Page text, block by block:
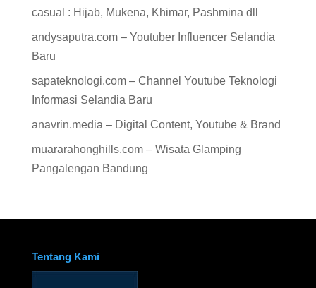
casual : Hijab, Mukena, Khimar, Pashmina dll
andysaputra.com – Youtuber Influencer Selandia
Baru
sapateknologi.com – Channel Youtube Teknologi
Informasi Selandia Baru
anavrin.media – Digital Content, Youtube & Brand
muararahonghills.com – Wisata Glamping
Pangalengan Bandung
Tentang Kami